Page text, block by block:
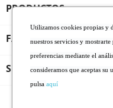
PRODUCTOS
FARMALINEA ROSA
SERVICIO AL CLIENTE
* De 1 a 5
Utilizamos cookies propias y
nuestros servicios y
preferencias mediante el
consideramos que aceptas su
pulsa aquí